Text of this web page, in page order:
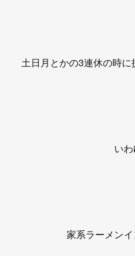
土日月とかの3連休の時
い
家系ラーメン